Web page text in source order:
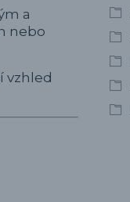
a
nebo
vzhled